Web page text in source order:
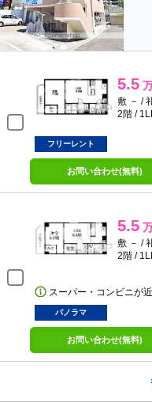
5.5
敷 － /
2階 /
フリーレント
お問い合わせ(無料)
5.5
敷 － /
2階 /
スーパー・コンビニが
パノラマ
お問い合わせ(無料)